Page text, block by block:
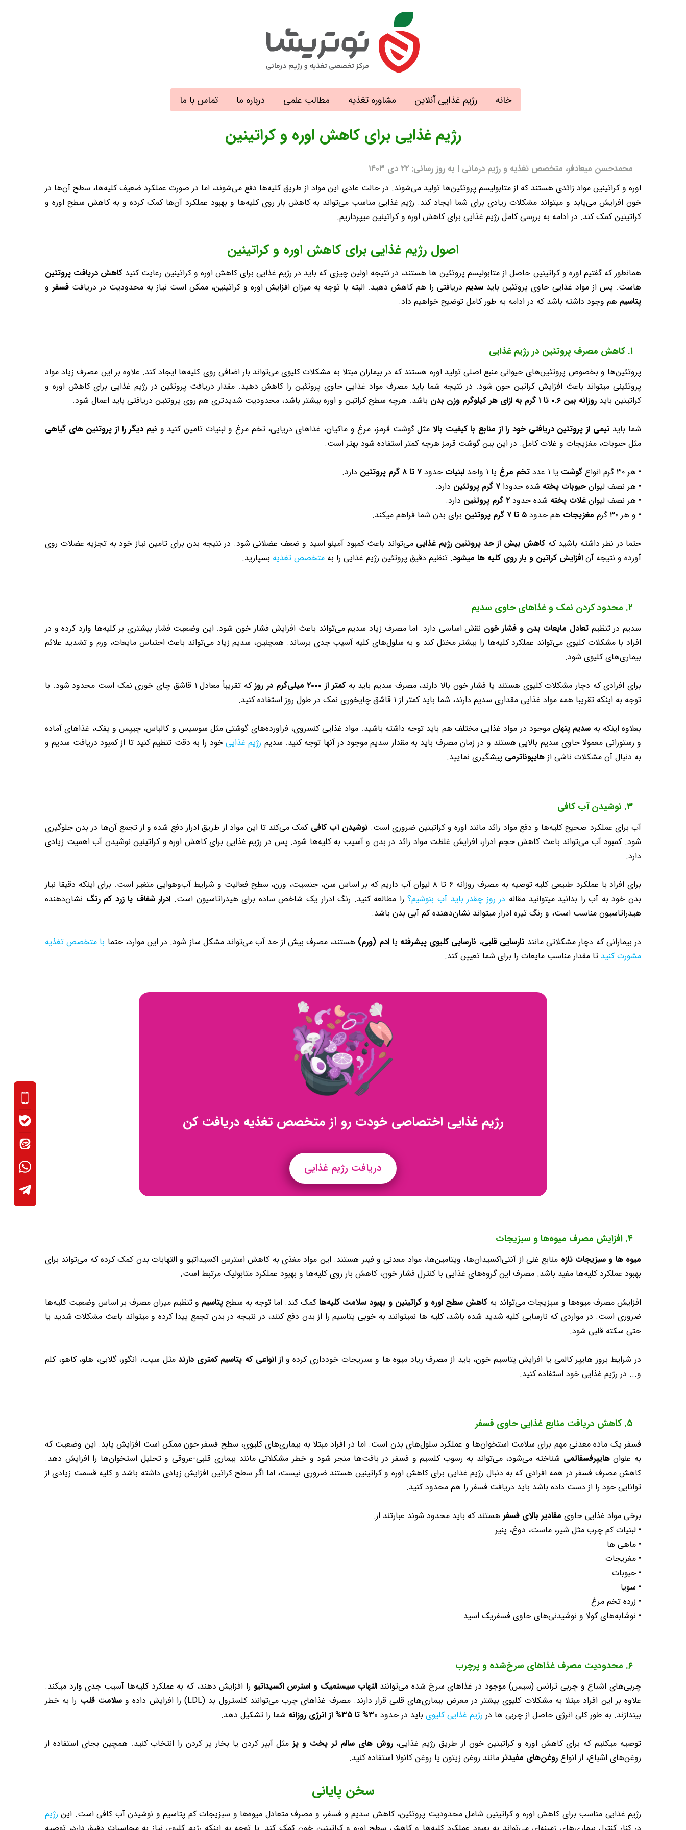
خانه رژیم غذایی آنلاین مشاوره تغذیه مطالب علمی درباره ما تماس با ما
رژیم غذایی برای کاهش اوره و کراتینین
محمدحسن میعادفر، متخصص تغذیه و رژیم درمانی | به روز رسانی: ۲۲ دی ۱۴۰۳
اوره و کراتینین مواد زائدی هستند که از متابولیسم پروتئین‌ها تولید می‌شوند. در حالت عادی این مواد از طریق کلیه‌ها دفع می‌شوند، اما در صورت عملکرد ضعیف کلیه‌ها، سطح آن‌ها در
خون افزایش می‌یابد و میتواند مشکلات زیادی برای شما ایجاد کند. رژیم غذایی مناسب می‌تواند به کاهش بار روی کلیه‌ها و بهبود عملکرد آن‌ها کمک کرده و به کاهش سطح اوره و
کراتینین کمک کند. در ادامه به بررسی کامل رژیم غذایی برای کاهش اوره و کراتینین میپردازیم.
اصول رژیم غذایی برای کاهش اوره و کراتینین
همانطور که گفتیم اوره و کراتینین حاصل از متابولیسم پروتئین ها هستند، در نتیجه اولین چیزی که باید در رژیم غذایی برای کاهش اوره و کراتینین رعایت کنید کاهش دریافت پروتئین
هاست. پس از مواد غذایی حاوی پروتئین باید سدیم دریافتی را هم کاهش دهید. البته با توجه به میزان افزایش اوره و کراتینین، ممکن است نیاز به محدودیت در دریافت فسفر و
پتاسیم هم وجود داشته باشد که در ادامه به طور کامل توضیح خواهیم داد.
۱. کاهش مصرف پروتئین‌ در رژیم غذایی
پروتئین‌ها و بخصوص پروتئین‌های حیوانی منبع اصلی تولید اوره هستند که در بیماران مبتلا به مشکلات کلیوی می‌تواند بار اضافی روی کلیه‌ها ایجاد کند. علاوه بر این مصرف زیاد مواد
پروتئینی میتواند باعث افزایش کراتین خون شود. در نتیجه شما باید مصرف مواد غذایی حاوی پروتئین را کاهش دهید. مقدار دریافت پروتئین در رژیم غذایی برای کاهش اوره و
کراتینین باید روزانه بین ۰.۶ تا ۱ گرم به ازای هر کیلوگرم وزن بدن باشد. هرچه سطح کراتین و اوره بیشتر باشد، محدودیت شدیدتری هم روی پروتئین دریافتی باید اعمال شود.
شما باید نیمی از پروتئین دریافتی خود را از منابع با کیفیت بالا مثل گوشت قرمز، مرغ و ماکیان، غذاهای دریایی، تخم مرغ و لبنیات تامین کنید و نیم دیگر را از پروتئین های گیاهی
مثل حبوبات، مغزیجات و غلات کامل. در این بین گوشت قرمز هرچه کمتر استفاده شود بهتر است.
• هر ۳۰ گرم انواع گوشت یا ۱ عدد تخم مرغ یا ۱ واحد لبنیات حدود ۷ تا ۸ گرم پروتئین
دارد.
• هر نصف لیوان حبوبات پخته شده حدودا ۷ گرم پروتئین
دارد.
• هر نصف لیوان غلات پخته شده حدود ۲ گرم پروتئین
دارد.
• و هر ۳۰ گرم
مغزیجات هم حدود ۵ تا ۷ گرم پروتئین برای بدن شما فراهم میکند.
حتما در نظر داشته باشید که کاهش بیش‌ از حد پروتئین رژیم غذایی می‌تواند باعث کمبود آمینو اسید و ضعف عضلانی شود. در نتیجه بدن برای تامین نیاز خود به تجزیه عضلات روی
آورده و نتیجه آن افزایش کراتین و بار روی کلیه ها میشود. تنظیم دقیق پروتئین رژیم غذایی را به متخصص تغذیه بسپارید.
۲. محدود کردن نمک و غذاهای حاوی سدیم
سدیم در تنظیم تعادل مایعات بدن و فشار خون نقش اساسی دارد. اما مصرف زیاد سدیم می‌تواند باعث افزایش فشار خون شود. این وضعیت فشار بیشتری بر کلیه‌ها وارد کرده و در
افراد با مشکلات کلیوی می‌تواند عملکرد کلیه‌ها را بیشتر مختل کند و به سلول‌های کلیه آسیب جدی برساند. همچنین، سدیم زیاد می‌تواند باعث احتباس مایعات، ورم و تشدید علائم
بیماری‌های کلیوی شود.
برای افرادی که دچار مشکلات کلیوی هستند یا فشار خون بالا دارند، مصرف سدیم باید بهکمتر از ۲۰۰۰ میلی‌گرم در روز
که تقریباً معادل ۱ قاشق چای‌ خوری نمک است محدود شود. با
توجه به اینکه تقریبا همه مواد غذایی مقداری سدیم دارند، شما باید کمتر از ۱ قاشق چایخوری نمک در طول روز استفاده کنید.
بعلاوه اینکه به سدیم پنهان موجود در مواد غذایی مختلف هم باید توجه داشته باشید. مواد غذایی کنسروی، فراورده‌های گوشتی مثل سوسیس و کالباس، چیپس و پفک، غذاهای آماده
و رستورانی معمولا حاوی سدیم بالایی هستند و در زمان مصرف باید به مقدار سدیم موجود در آنها توجه کنید. سدیم رژیم غذایی خود را به دقت تنظیم کنید تا از کمبود دریافت سدیم و
به دنبال آن مشکلات ناشی از هایپوناترمی پیشگیری نمایید.
۳. نوشیدن آب کافی
آب برای عملکرد صحیح کلیه‌ها و دفع مواد زائد مانند اوره و کراتینین ضروری است. نوشیدن آب کافی کمک می‌کند تا این مواد از طریق ادرار دفع شده و از تجمع آن‌ها در بدن جلوگیری
شود. کمبود آب می‌تواند باعث کاهش حجم ادرار، افزایش غلظت مواد زائد در بدن و آسیب به کلیه‌ها شود. پس در رژیم غذایی برای کاهش اوره و کراتینین نوشیدن آب اهمیت زیادی
دارد.
برای افراد با عملکرد طبیعی کلیه توصیه به مصرف روزانه ۶ تا ۸ لیوان آب داریم که بر اساس سن، جنسیت، وزن، سطح فعالیت و شرایط آب‌وهوایی متغیر است. برای اینکه دقیقا نیاز
بدن خود به آب را بدانید میتوانید مقاله در روز چقدر باید آب بنوشیم؟را مطالعه کنید. رنگ ادرار یک شاخص ساده برای هیدراتاسیون است. ادرار شفاف یا زرد کم‌ رنگ نشان‌دهنده
هیدراتاسیون مناسب است، و رنگ تیره ادرار میتواند نشان‌دهنده کم‌ آبی بدن باشد.
در بیمارانی که دچار مشکلاتی مانند نارسایی قلبی، نارسایی کلیوی پیشرفته یاادم (ورم) هستند، مصرف بیش‌ از حد آب می‌تواند مشکل‌ ساز شود. در این موارد، حتما با متخصص تغذیه
مشورت کنید تا مقدار مناسب مایعات را برای شما تعیین کند.
رژیم غذایی اختصاصی خودت رو از متخصص تغذیه دریافت کن
دریافت رژیم غذایی
۴. افزایش مصرف میوه‌ها و سبزیجات
میوه‌ ها و سبزیجات تازه منابع غنی از آنتی‌اکسیدان‌ها، ویتامین‌ها، مواد معدنی و فیبر هستند. این مواد مغذی به کاهش استرس اکسیداتیو و التهابات بدن کمک کرده که می‌تواند برای
بهبود عملکرد کلیه‌ها مفید باشد. مصرف این گروه‌های غذایی با کنترل فشار خون، کاهش بار روی کلیه‌ها و بهبود عملکرد متابولیک مرتبط است.
افزایش مصرف میوه‌ها و سبزیجات می‌تواند به کاهش سطح اوره و کراتینین و بهبود سلامت کلیه‌ها کمک کند. اما توجه به سطح پتاسیم و تنظیم میزان مصرف بر اساس وضعیت کلیه‌ها
ضروری است. در مواردی که نارسایی کلیه شدید شده باشد، کلیه ها نمیتوانند به خوبی پتاسیم را از بدن دفع کنند، در نتیجه در بدن تجمع پیدا کرده و میتواند باعث مشکلات شدید یا
حتی سکته قلبی شود.
در شرایط بروز هایپر کالمی یا افزایش پتاسیم خون، باید از مصرف زیاد میوه ها و سبزیجات خودداری کرده و از انواعی که پتاسیم کمتری دارندمثل سیب، انگور، گلابی، هلو، کاهو، کلم
و... در رژیم غذایی خود استفاده کنید.
۵. کاهش دریافت منابع غذایی حاوی فسفر
فسفر یک ماده معدنی مهم برای سلامت استخوان‌ها و عملکرد سلول‌های بدن است. اما در افراد مبتلا به بیماری‌های کلیوی، سطح فسفر خون ممکن است افزایش یابد. این وضعیت که
به عنوانهایپرفسفاتمی شناخته می‌شود، می‌تواند به رسوب کلسیم و فسفر در بافت‌ها منجر شود و خطر مشکلاتی مانند بیماری قلبی-عروقی و تحلیل استخوان‌ها را افزایش دهد.
کاهش مصرف فسفر در همه افرادی که به دنبال رژیم غذایی برای کاهش اوره و کراتینین هستند ضروری نیست، اما اگر سطح کراتین افزایش زیادی داشته باشد و کلیه قسمت زیادی از
توانایی خود را از دست داده باشد باید دریافت فسفر را هم محدود کنید.
برخی مواد غذایی حاوی مقادیر بالای فسفر هستند که باید محدود شوند عبارتند از:
• لبنیات کم چرب مثل شیر، ماست، دوغ، پنیر
• ماهی ها
• مغزیجات
• حبوبات
• سویا
• زرده تخم مرغ
• نوشابه‌های کولا و نوشیدنی‌های حاوی فسفریک اسید
۶. محدودیت مصرف غذاهای سرخ‌شده و پرچرب
چربی‌های اشباع و چربی ترانس (سیس) موجود در غذاهای سرخ‌ شده می‌توانند التهاب سیستمیک و استرس اکسیداتیو را افزایش دهند، که به عملکرد کلیه‌ها آسیب جدی وارد میکند.
علاوه بر این افراد مبتلا به مشکلات کلیوی بیشتر در معرض بیماری‌های قلبی قرار دارند. مصرف غذاهای چرب می‌توانند کلسترول بد (LDL) را افزایش داده و
سلامت قلب را به خطر
بیندازند. به طور کلی انرژی حاصل از چربی ها در رژیم غذایی کلیوی باید در حدود ۳۰% تا ۳۵% از انرژی روزانه شما را تشکیل دهد.
توصیه میکنیم که برای کاهش اوره و کراتینین خون از طریق رژیم غذایی،روش های سالم تر پخت و پزمثل آبپز کردن یا بخار پز کردن را انتخاب کنید. همچین بجای استفاده از
روغن‌های اشباع، از انواع روغن‌های مفیدتر مانند روغن زیتون یا روغن کانولا استفاده کنید.
سخن پایانی
رژیم غذایی مناسب برای کاهش اوره و کراتینین شامل محدودیت پروتئین، کاهش سدیم و فسفر، و مصرف متعادل میوه‌ها و سبزیجات کم پتاسیم و نوشیدن آب کافی است. این رژیم